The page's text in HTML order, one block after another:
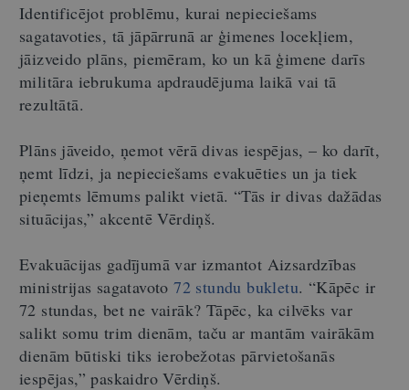
Identificējot problēmu, kurai nepieciešams
sagatavoties, tā jāpārrunā ar ģimenes locekļiem,
jāizveido plāns, piemēram, ko un kā ģimene darīs
militāra iebrukuma apdraudējuma laikā vai tā
rezultātā.
Plāns jāveido, ņemot vērā divas iespējas, – ko darīt,
ņemt līdzi, ja nepieciešams evakuēties un ja tiek
pieņemts lēmums palikt vietā. “Tās ir divas dažādas
situācijas,” akcentē Vērdiņš.
Evakuācijas gadījumā var izmantot Aizsardzības
ministrijas sagatavoto72 stundu bukletu. “Kāpēc ir
72 stundas, bet ne vairāk? Tāpēc, ka cilvēks var
salikt somu trim dienām, taču ar mantām vairākām
dienām būtiski tiks ierobežotas pārvietošanās
iespējas,” paskaidro Vērdiņš.